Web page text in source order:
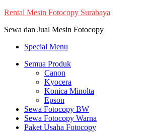
Skip
content
Rental Mesin Fotocopy Surabaya
Sewa dan Jual Mesin Fotocopy
Special Menu
Semua Produk
Canon
Kyocera
Konica Minolta
Epson
Sewa Fotocopy BW
Sewa Fotocopy Warna
Paket Usaha Fotocopy